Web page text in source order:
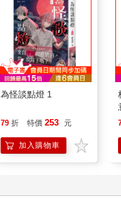
為怪談點燈 1
79 折 特價 253 元
加入購物車